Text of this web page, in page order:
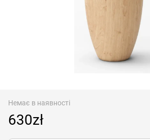
Немає в наявності
630zł